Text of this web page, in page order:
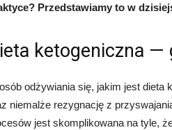
Przedstawiamy to w
ketogeniczna —
odżywiania się, jakim jest dieta
niemalże rezygnację z
jest skomplikowana na tyle,